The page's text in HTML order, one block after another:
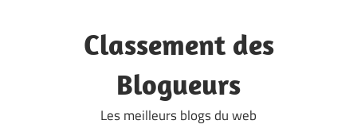
Classement des
Blogueurs
Les meilleurs blogs du web